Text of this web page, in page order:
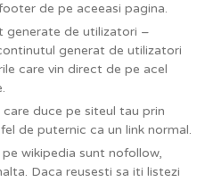
de pe aceeasi pagina.
generate de utilizatori –
generat de utilizatori
care vin direct de pe acel
duce pe siteul tau prin
de puternic ca un link normal.
wikipedia sunt nofollow,
Daca reusesti sa iti listezi